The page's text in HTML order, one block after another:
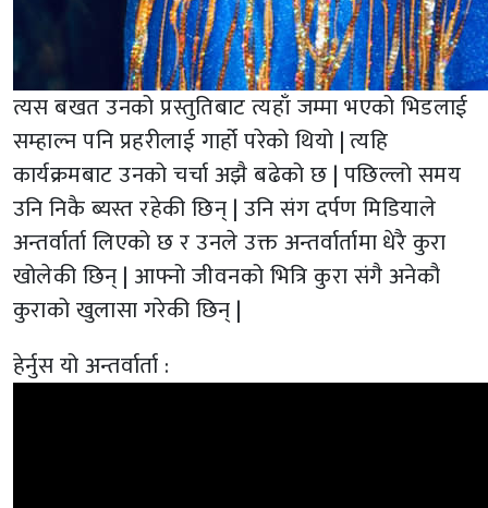
त्यस बखत उनको प्रस्तुतिबाट त्यहाँ जम्मा भएको भिडलाई
सम्हाल्न पनि प्रहरीलाई गार्हो परेको थियो | त्यहि
कार्यक्रमबाट उनको चर्चा अझै बढेको छ | पछिल्लो समय
उनि निकै ब्यस्त रहेकी छिन् | उनि संग दर्पण मिडियाले
अन्तर्वार्ता लिएको छ र उनले उक्त अन्तर्वार्तामा धेरै कुरा
खोलेकी छिन् | आफ्नो जीवनको भित्रि कुरा संगै अनेकौ
कुराको खुलासा गरेकी छिन् |
हेर्नुस यो अन्तर्वार्ता :